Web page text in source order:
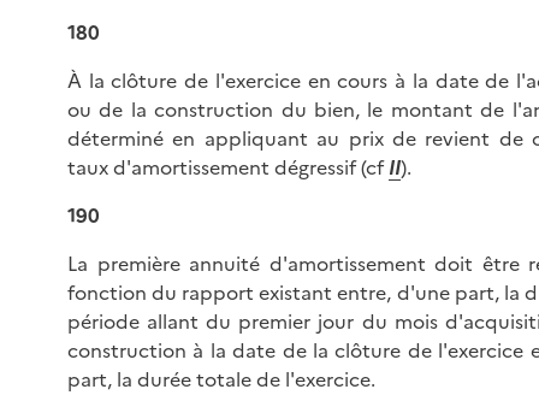
180
À la clôture de l'exercice en cours à la date de
ou de la construction du bien, le montant de
déterminé en appliquant au prix de revient de
taux d'amortissement dégressif (cfII).
190
La première annuité d'amortissement doit être
fonction du rapport existant entre, d'une part, la
période allant du premier jour du mois
construction à la date de la clôture de l'exercice
part, la durée totale de l'exercice.